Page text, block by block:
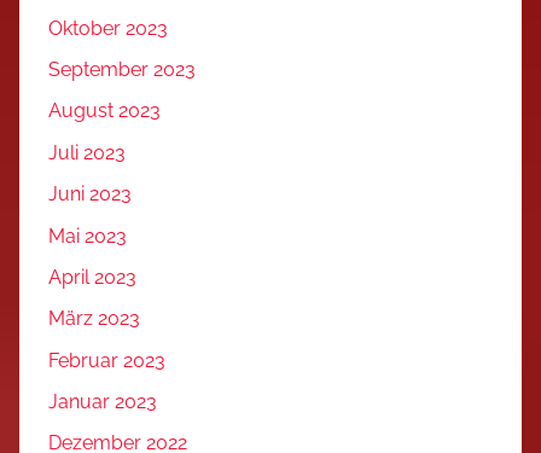
Oktober 2023
September 2023
August 2023
Juli 2023
Juni 2023
Mai 2023
April 2023
März 2023
Februar 2023
Januar 2023
Dezember 2022